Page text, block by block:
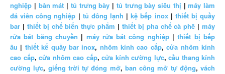
nghiệp | bàn mát | tủ trưng bày | tủ trưng bày siêu thị |máy làm
đá viên công nghiệp | tủ đông lạnh |kệ bếp inox| thiết bị quầy
bar | thiết bị chế biến thực phẩm | thiết bị pha chế cà phê | máy
rửa bát băng chuyền | máy rửa bát công nghiệp|thiết bị bếp
âu | thiết kế quầy bar inox, nhôm kính cao cấp,cửa nhôm kính
cao cấp, cửa nhôm cao cấp, cửa kính cường lực, cầu thang kính
cường lực, giếng trời tự đóng mở, ban công mở tự động, vách